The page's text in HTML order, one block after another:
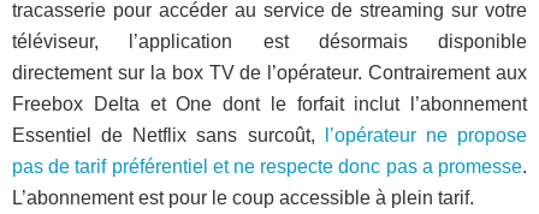
tracasserie pour accéder au service de streaming sur votre
téléviseur, l’application est désormais disponible
directement sur la box TV de l’opérateur. Contrairement aux
Freebox Delta et One dont le forfait inclut l’abonnement
Essentiel de Netflix sans surcoût,
l’opérateur ne propose
pas de tarif préférentiel et ne respecte donc pas a promesse.
L’abonnement est pour le coup accessible à plein tarif.